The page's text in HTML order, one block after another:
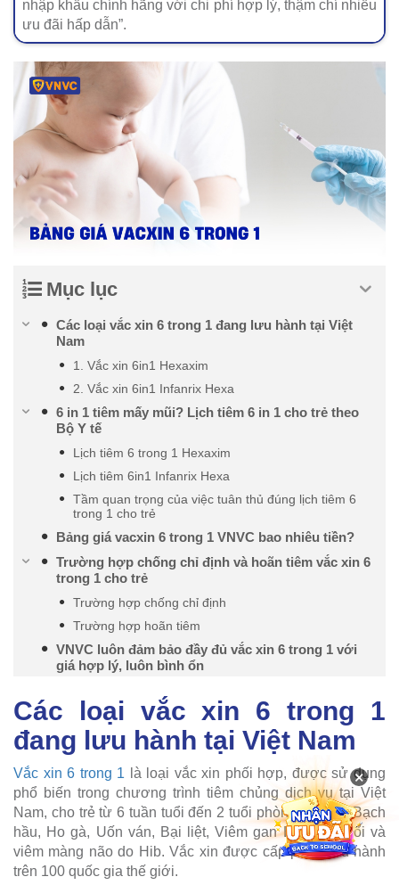
nhập khẩu chính hãng với chi phí hợp lý, thậm chí nhiều
ưu đãi hấp dẫn”.
Mục lục
Các loại vắc xin 6 trong 1 đang lưu hành tại Việt
Nam
1. Vắc xin 6in1 Hexaxim
2. Vắc xin 6in1 Infanrix Hexa
6 in 1 tiêm mấy mũi? Lịch tiêm 6 in 1 cho trẻ theo
Bộ Y tế
Lịch tiêm 6 trong 1 Hexaxim
Lịch tiêm 6in1 Infanrix Hexa
Tầm quan trọng của việc tuân thủ đúng lịch tiêm 6
trong 1 cho trẻ
Bảng giá vacxin 6 trong 1 VNVC bao nhiêu tiền?
Trường hợp chống chỉ định và hoãn tiêm vắc xin 6
trong 1 cho trẻ
Trường hợp chống chỉ định
Trường hợp hoãn tiêm
VNVC luôn đảm bảo đầy đủ vắc xin 6 trong 1 với
giá hợp lý, luôn bình ổn
Các loại vắc xin 6 trong 1
đang lưu hành tại Việt Nam
Vắc xin 6 trong 1 là loại vắc xin phối hợp, được sử dụng
phổ biến trong chương trình tiêm chủng dịch vụ tại Việt
Nam, cho trẻ từ 6 tuần tuổi đến 2 tuổi phòng 6 bệnh: Bạch
hầu, Ho gà, Uốn ván, Bại liệt, Viêm gan B, viêm phổi và
viêm màng não do Hib. Vắc xin được cấp phép lưu hành
trên 100 quốc gia thế giới.
×